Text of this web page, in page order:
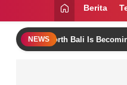
Daily Nusantara
Menyajikan Fakta,Berita
NEWS
Why North Bali Is Becoming the